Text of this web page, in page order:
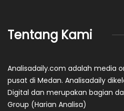
Tentang Kami
Analisadaily.com adalah media
pusat di Medan. Analisadaily
Digital dan merupakan bagian
Group (Harian Analisa)